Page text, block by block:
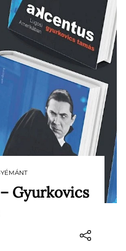
legismertebb
Gyurkovics